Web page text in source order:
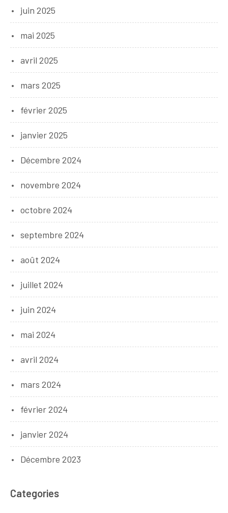
juin 2025
mai 2025
avril 2025
mars 2025
février 2025
janvier 2025
Décembre 2024
novembre 2024
octobre 2024
septembre 2024
août 2024
juillet 2024
juin 2024
mai 2024
avril 2024
mars 2024
février 2024
janvier 2024
Décembre 2023
Categories